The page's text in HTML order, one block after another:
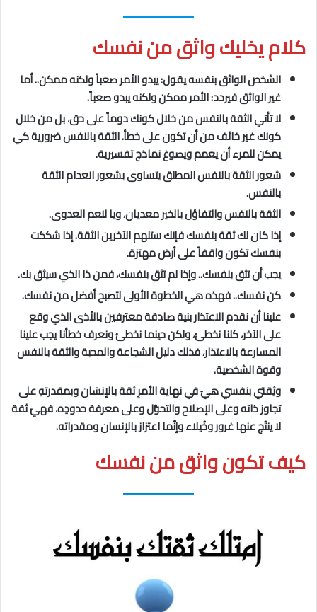
كلام يخليك واثق من نفسك
الشخص الواثق بنفسه يقول: يبدو الأمر صعباً ولكنه ممكن.. أما
غير الواثق فيردد: الأمر ممكن ولكنه يبدو صعباً.
لا تأتي الثقة بالنفس من خلال كونك دوماً على حق، بل من خلال
كونك غير خائف من أن تكون على خطأ. الثقة بالنفس ضرورية كي
يمكن للمرء أن يعمم ويصوغ نماذج تفسيرية.
شعور الثقة بالنفس المطلق يتساوى بشعور انعدام الثقة
بالنفس.
الثقة بالنفس والتفاؤل بالخير معديان، ويا لنعم العدوى.
إذا كان لك ثقة بنفسك فإنك ستلهم الآخرين الثقة. إذا شككت
بنفسك تكون واقفاً على أرض مهتزة.
يجب أن تثق بنفسك.. وإذا لم تثق بنفسك، فمن ذا الذي سيثق بك.
كن نفسك.. فهذه هي الخطوة الأولى لتصبح أفضل من نفسك.
علينا أن نقدم الاعتذار بنية صادقة معترفين بالأذى الذي وقع
على الآخر، كلنا نخطئ، ولكن حينما نخطئ ونعرف خطأنا يجب علينا
المسارعة بالاعتذار، فذلك دليل الشجاعة والمحبة والثقة بالنفس
وقوة الشخصية.
وثِقتي بنفسي هيَ في نهاية الأمرِ ثقة بالإنسَان وبمقدرتهِ على
تجاوز ذاته وعلى الإصلاح والتحوُّل وعلى معرفة حدودِه، فهيَ ثقة
لا ينتُج عنها غرور وخُيلاء وإنّما اعتزاز بالإنسان ومقدراته.
كيف تكون واثق من نفسك